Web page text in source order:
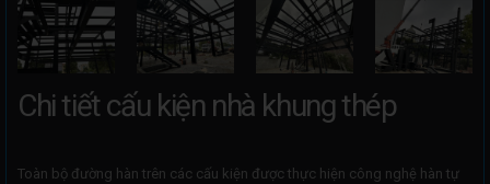
Chi tiết cấu kiện nhà khung thép
Toàn bộ đường hàn trên các cấu kiện được thực hiện công nghệ hàn tự